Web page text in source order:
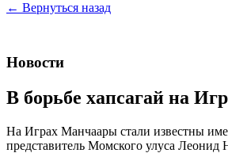
← Вернуться назад
Новости
В борьбе хапсагай на
На Играх Манчаары стали известны
представитель Момского улуса